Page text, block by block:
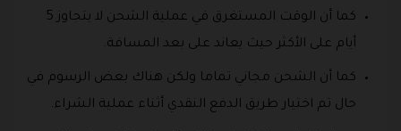
كما أن الوقت المستغرق في عملية الشحن لا يتجاوز 5
أيام على الأكثر حيث يعاند على بعد المسافة.
كما أن الشحن مجاني تماما ولكن هناك بعض الرسوم في
حال تم اختيار طريق الدفع النقدي أثناء عملية الشراء.